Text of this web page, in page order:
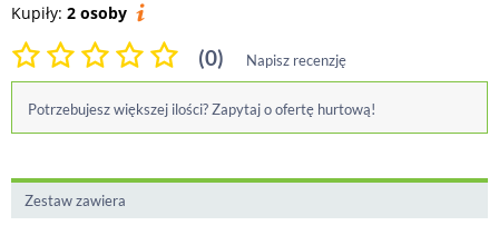
Kupiły: 2 osoby
(0) Napisz recenzję
Potrzebujesz większej ilości? Zapytaj o ofertę hurtową!
Zestaw zawiera